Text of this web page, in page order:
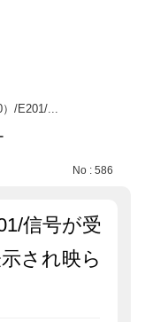
）/E201/...
No : 586
信号が受
され映ら